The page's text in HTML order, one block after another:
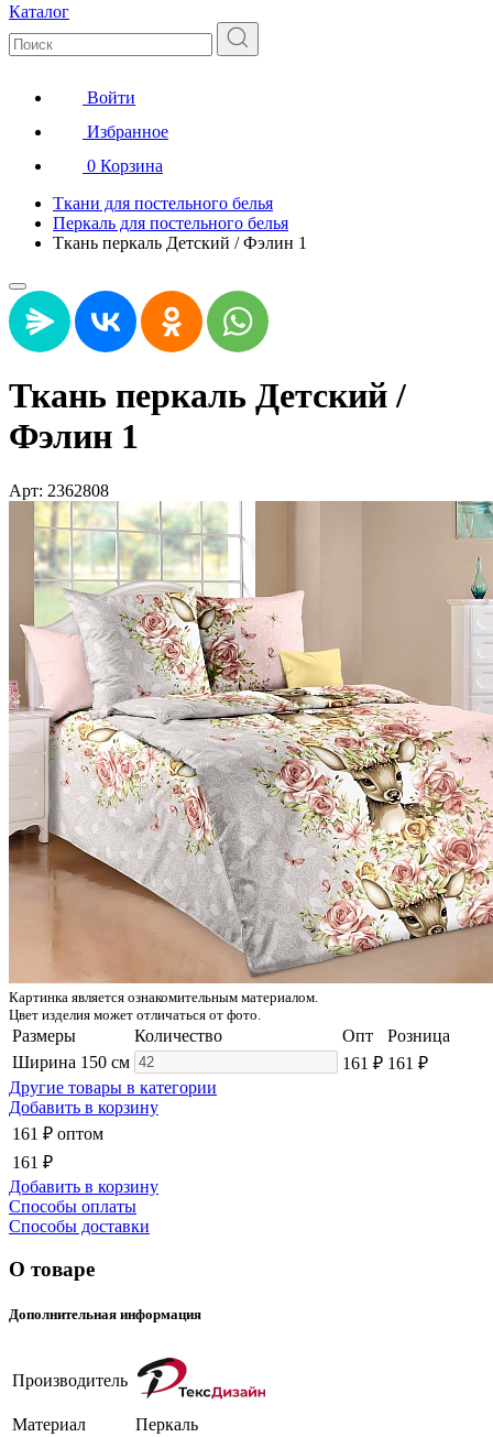
Каталог
Войти
Избранное
0 Корзина
Ткани для постельного белья
Перкаль для постельного белья
Ткань перкаль Детский / Фэлин 1
Ткань перкаль Детский /
Фэлин 1
Арт: 2362808
Картинка является ознакомительным материалом.
Цвет изделия может отличаться от фото.
Размеры Количество Опт
Розница
Ширина 150 см
161 ₽ 161 ₽
Другие товары в категории
Добавить в корзину
161 ₽ оптом
161 ₽
Добавить в корзину
Способы оплаты
Способы доставки
О товаре
Дополнительная информация
Производитель
Материал Перкаль